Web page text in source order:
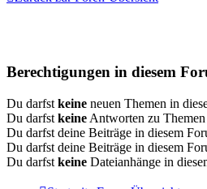
Berechtigungen in diesem
Du darfst keine neuen Themen in
Du darfst keine Antworten zu
Du darfst deine Beiträge in diesem
Du darfst deine Beiträge in diesem
Du darfst keine Dateianhänge in